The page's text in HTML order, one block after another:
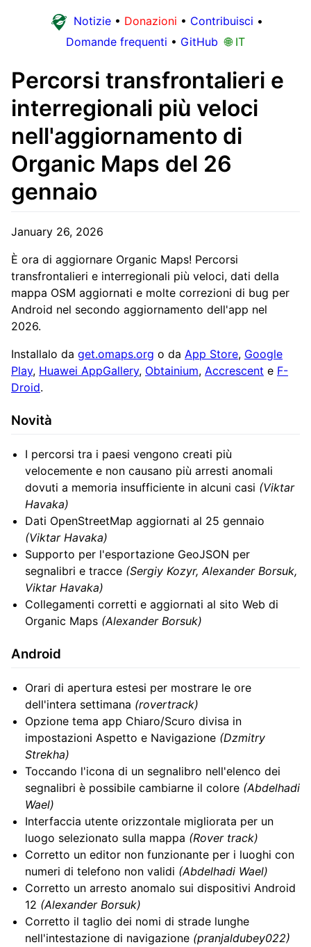
Notizie • Donazioni • Contribuisci •
Domande frequenti • GitHub 🌐 IT
Percorsi transfrontalieri e
interregionali più veloci
nell'aggiornamento di
Organic Maps del 26
gennaio
January 26, 2026
È ora di aggiornare Organic Maps! Percorsi
transfrontalieri e interregionali più veloci, dati della
mappa OSM aggiornati e molte correzioni di bug per
Android nel secondo aggiornamento dell'app nel
2026.
Installalo da get.omaps.org o da App Store, Google
Play, Huawei AppGallery, Obtainium, Accrescent e F-
Droid.
Novità
I percorsi tra i paesi vengono creati più
velocemente e non causano più arresti anomali
dovuti a memoria insufficiente in alcuni casi (Viktar
Havaka)
Dati OpenStreetMap aggiornati al 25 gennaio
(Viktar Havaka)
Supporto per l'esportazione GeoJSON per
segnalibri e tracce (Sergiy Kozyr, Alexander Borsuk,
Viktar Havaka)
Collegamenti corretti e aggiornati al sito Web di
Organic Maps (Alexander Borsuk)
Android
Orari di apertura estesi per mostrare le ore
dell'intera settimana (rovertrack)
Opzione tema app Chiaro/Scuro divisa in
impostazioni Aspetto e Navigazione (Dzmitry
Strekha)
Toccando l'icona di un segnalibro nell'elenco dei
segnalibri è possibile cambiarne il colore (Abdelhadi
Wael)
Interfaccia utente orizzontale migliorata per un
luogo selezionato sulla mappa (Rover track)
Corretto un editor non funzionante per i luoghi con
numeri di telefono non validi (Abdelhadi Wael)
Corretto un arresto anomalo sui dispositivi Android
12 (Alexander Borsuk)
Corretto il taglio dei nomi di strade lunghe
nell'intestazione di navigazione (pranjaldubey022)